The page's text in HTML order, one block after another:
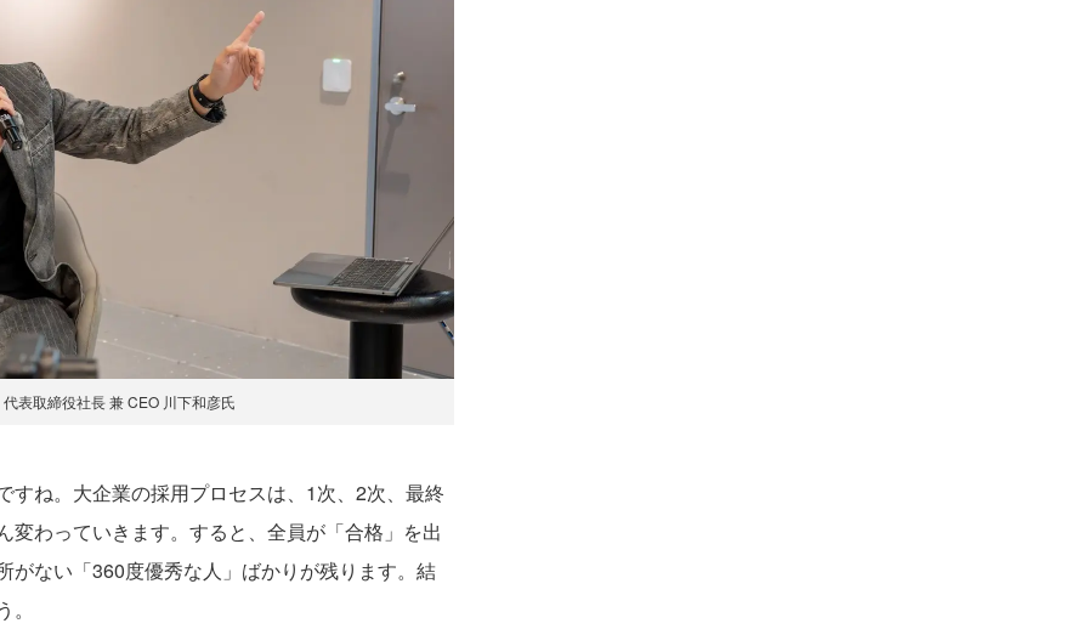
表取締役社長 兼 CEO 川下和彦氏
すね。大企業の採用プロセスは、1次、2次、最終
変わっていきます。すると、全員が「合格」を出
がない「360度優秀な人」ばかりが残ります。結